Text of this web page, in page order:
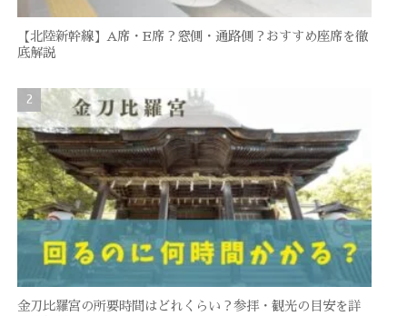
【北陸新幹線】A席・E席？窓側・通路側？おすすめ座席を徹
底解説
金刀比羅宮の所要時間はどれくらい？参拝・観光の目安を詳